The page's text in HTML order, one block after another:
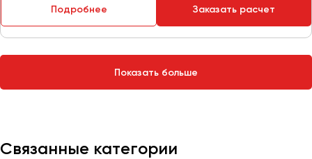
Подробнее Заказать расчет
Показать больше
Связанные категории
Тверь
Тольятти
Улан-Удэ